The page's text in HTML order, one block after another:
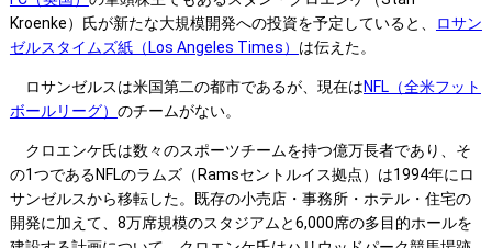
Kroenke）氏が新たな大規模開発への投資を予定していると、
ロサン
ゼルスタイムズ紙（Los Angeles Times） は伝えた。
ロサンゼルスは米国第二の都市であるが、現在はNFL（全米フット
ボールリーグ） のチームがない。
クロエンケ氏は数々のスポーツチームを持つ億万長者であり、そ
の1つであるNFLのラムズ（Ramsセントルイス拠点）は1994年にロ
サンゼルスから移転した。既存の小売店・事務所・ホテル・住宅の
開発に加えて、8万席規模のスタジアムと6,000席の多目的ホールを